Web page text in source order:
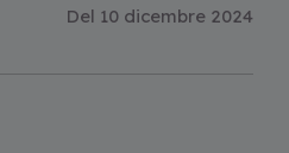
Del 10 dicembre 2024